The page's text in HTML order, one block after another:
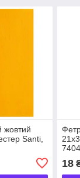
жовтий
Santi,
18